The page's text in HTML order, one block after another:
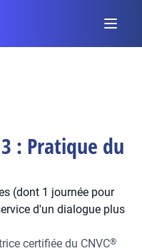
: Pratique du
(dont 1 journée pour
d'un dialogue plus
certifiée du CNVC®